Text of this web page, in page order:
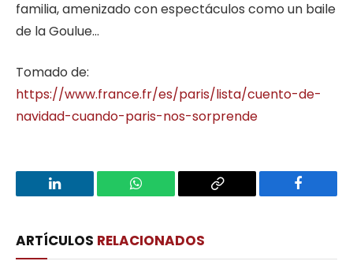
familia, amenizado con espectáculos como un baile
de la Goulue…
Tomado de:
https://www.france.fr/es/paris/lista/cuento-de-
navidad-cuando-paris-nos-sorprende
LinkedIn WhatsApp
Copy
Facebook
ARTÍCULOS RELACIONADOS